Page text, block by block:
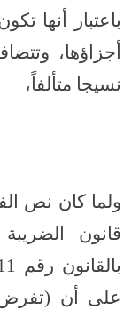
باعتبار أنها
أجزاؤها،
نسيجا متألفاً،
ولما كان نص
قانون
على أن (تفرض